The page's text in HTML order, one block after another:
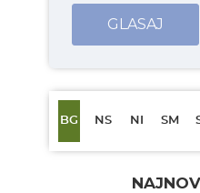
GLASAJ
BG NS NI SM